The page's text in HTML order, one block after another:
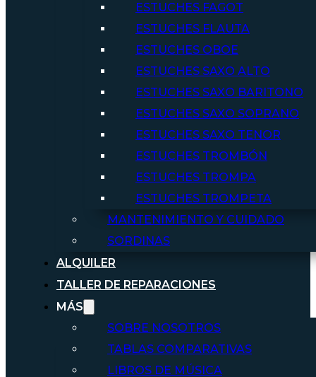
ESTUCHES FAGOT
ESTUCHES FLAUTA
ESTUCHES OBOE
ESTUCHES SAXO ALTO
ESTUCHES SAXO BARITONO
ESTUCHES SAXO SOPRANO
ESTUCHES SAXO TENOR
ESTUCHES TROMBÓN
ESTUCHES TROMPA
ESTUCHES TROMPETA
MANTENIMIENTO Y CUIDADO
SORDINAS
ALQUILER
TALLER DE REPARACIONES
MÁS
SOBRE NOSOTROS
TABLAS COMPARATIVAS
LIBROS DE MÚSICA